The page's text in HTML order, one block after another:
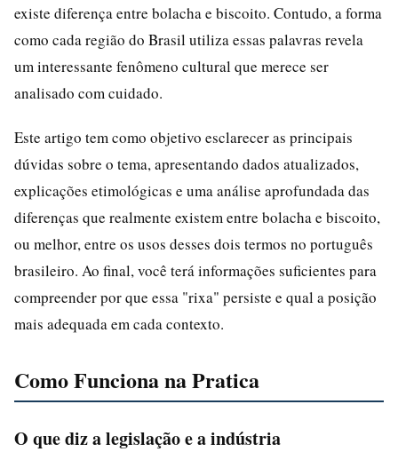
existe diferença entre bolacha e biscoito. Contudo, a forma
como cada região do Brasil utiliza essas palavras revela
um interessante fenômeno cultural que merece ser
analisado com cuidado.
Este artigo tem como objetivo esclarecer as principais
dúvidas sobre o tema, apresentando dados atualizados,
explicações etimológicas e uma análise aprofundada das
diferenças que realmente existem entre bolacha e biscoito,
ou melhor, entre os usos desses dois termos no português
brasileiro. Ao final, você terá informações suficientes para
compreender por que essa "rixa" persiste e qual a posição
mais adequada em cada contexto.
Como Funciona na Pratica
O que diz a legislação e a indústria